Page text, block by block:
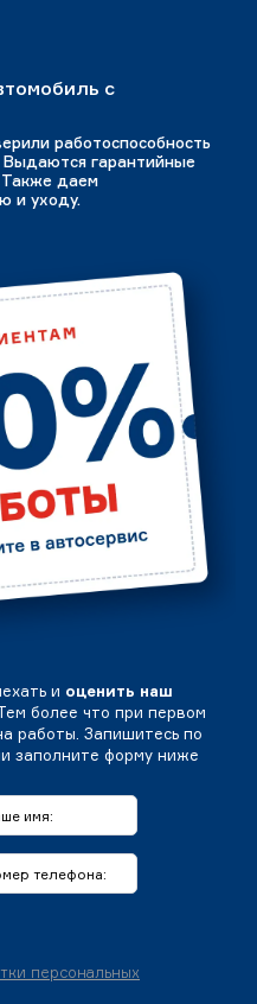
с
работоспособность
гарантийные
Также даем
и уходу.
и оценить наш
более что при первом
работы. Запишитесь по
заполните форму ниже
персональных